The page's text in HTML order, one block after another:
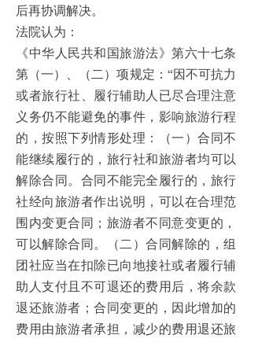
后再协调解决。
法院认为：
《中华人民共和国旅游法》第六十七条
第（一）、（二）项规定：“因不可抗力
或者旅行社、履行辅助人已尽合理注意
义务仍不能避免的事件，影响旅游行程
的，按照下列情形处理：（一）合同不
能继续履行的，旅行社和旅游者均可以
解除合同。合同不能完全履行的，旅行
社经向旅游者作出说明，可以在合理范
围内变更合同；旅游者不同意变更的，
可以解除合同。（二）合同解除的，组
团社应当在扣除已向地接社或者履行辅
助人支付且不可退还的费用后，将余款
退还旅游者；合同变更的，因此增加的
费用由旅游者承担，减少的费用退还旅